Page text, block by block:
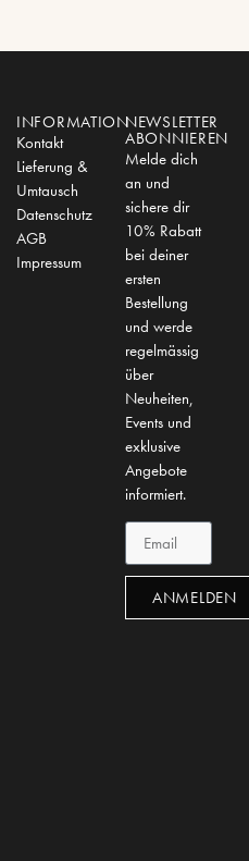
INFORMATION
Kontakt
Lieferung &
Umtausch
Datenschutz
AGB
Impressum
NEWSLETTER
ABONNIEREN
Melde dich
an und
sichere dir
10% Rabatt
bei deiner
ersten
Bestellung
und werde
regelmässig
über
Neuheiten,
Events und
exklusive
Angebote
informiert.
ANMELDEN